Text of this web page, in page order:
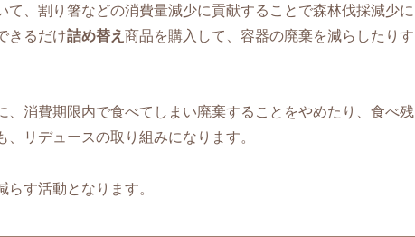
て、割り箸などの消費量減少に貢献することで森林伐採減少に
きるだけ詰め替え 商品を購入して、容器の廃棄を減らしたりす
、消費期限内で食べてしまい廃棄することをやめたり、食べ残
リデュースの取り組みになります。
す活動となります。